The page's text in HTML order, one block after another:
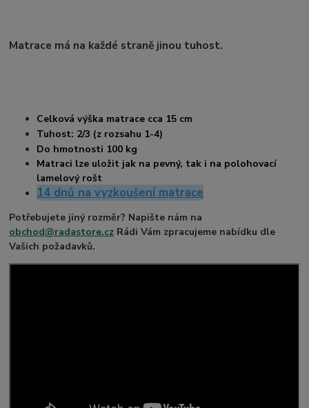
Matrace má na každé straně jinou tuhost.
Celková výška matrace cca 15 cm
Tuhost: 2/3 (z rozsahu 1-4)
Do hmotnosti 100 kg
Matraci lze uložit jak na pevný, tak i na polohovací
lamelový rošt
14 dnů na vyzkoušení matrace
Potřebujete jiný rozměr? Napište nám na
obchod@radastore.cz Rádi Vám zpracujeme nabídku dle
Vašich požadavků.